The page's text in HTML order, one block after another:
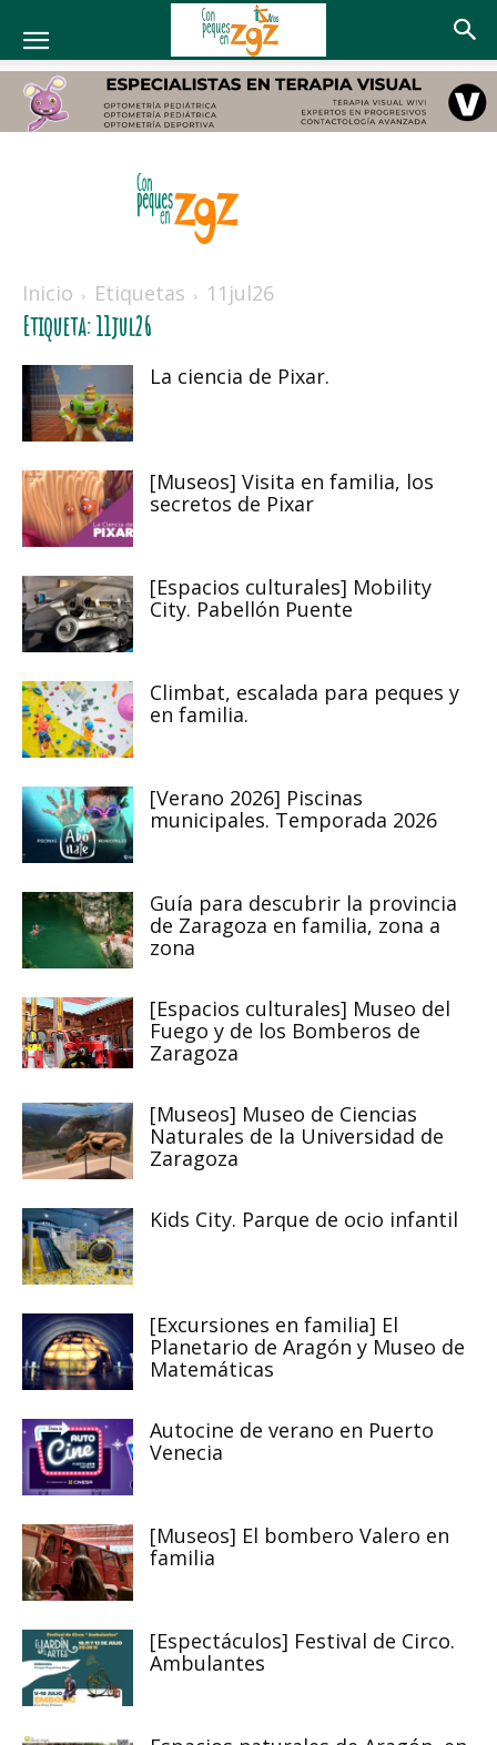
en
Zaragoza
Inicio Etiquetas 11jul26
Etiqueta: 11jul26
La ciencia de Pixar.
[Museos] Visita en familia, los
secretos de Pixar
[Espacios culturales] Mobility
City. Pabellón Puente
Climbat, escalada para peques y
en familia.
[Verano 2026] Piscinas
municipales. Temporada 2026
Guía para descubrir la provincia
de Zaragoza en familia, zona a
zona
[Espacios culturales] Museo del
Fuego y de los Bomberos de
Zaragoza
[Museos] Museo de Ciencias
Naturales de la Universidad de
Zaragoza
Kids City. Parque de ocio infantil
[Excursiones en familia] El
Planetario de Aragón y Museo de
Matemáticas
Autocine de verano en Puerto
Venecia
[Museos] El bombero Valero en
familia
[Espectáculos] Festival de Circo.
Ambulantes